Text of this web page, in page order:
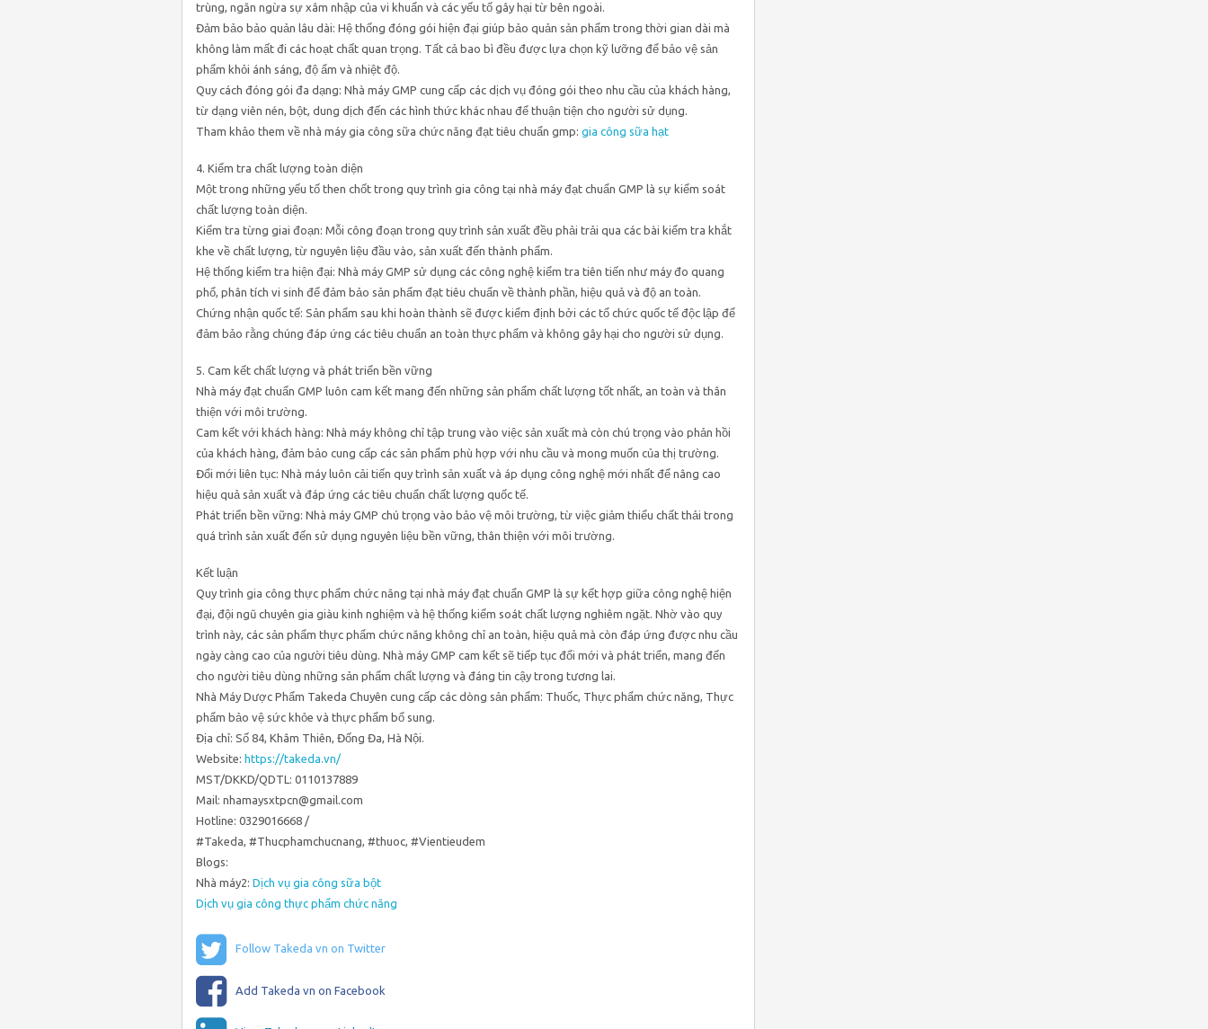
trùng, ngăn ngừa sự xâm nhập của vi khuẩn và các yếu tố gây hại từ bên ngoài.
Đảm bảo bảo quản lâu dài: Hệ thống đóng gói hiện đại giúp bảo quản sản phẩm trong thời gian dài mà
không làm mất đi các hoạt chất quan trọng. Tất cả bao bì đều được lựa chọn kỹ lưỡng để bảo vệ sản
phẩm khỏi ánh sáng, độ ẩm và nhiệt độ.
Quy cách đóng gói đa dạng: Nhà máy GMP cung cấp các dịch vụ đóng gói theo nhu cầu của khách hàng,
từ dạng viên nén, bột, dung dịch đến các hình thức khác nhau để thuận tiện cho người sử dụng.
Tham khảo them về nhà máy gia công sữa chức năng đạt tiêu chuẩn gmp: gia công sữa hạt
4. Kiểm tra chất lượng toàn diện
Một trong những yếu tố then chốt trong quy trình gia công tại nhà máy đạt chuẩn GMP là sự kiểm soát
chất lượng toàn diện.
Kiểm tra từng giai đoạn: Mỗi công đoạn trong quy trình sản xuất đều phải trải qua các bài kiểm tra khắt
khe về chất lượng, từ nguyên liệu đầu vào, sản xuất đến thành phẩm.
Hệ thống kiểm tra hiện đại: Nhà máy GMP sử dụng các công nghệ kiểm tra tiên tiến như máy đo quang
phổ, phân tích vi sinh để đảm bảo sản phẩm đạt tiêu chuẩn về thành phần, hiệu quả và độ an toàn.
Chứng nhận quốc tế: Sản phẩm sau khi hoàn thành sẽ được kiểm định bởi các tổ chức quốc tế độc lập để
đảm bảo rằng chúng đáp ứng các tiêu chuẩn an toàn thực phẩm và không gây hại cho người sử dụng.
5. Cam kết chất lượng và phát triển bền vững
Nhà máy đạt chuẩn GMP luôn cam kết mang đến những sản phẩm chất lượng tốt nhất, an toàn và thân
thiện với môi trường.
Cam kết với khách hàng: Nhà máy không chỉ tập trung vào việc sản xuất mà còn chú trọng vào phản hồi
của khách hàng, đảm bảo cung cấp các sản phẩm phù hợp với nhu cầu và mong muốn của thị trường.
Đổi mới liên tục: Nhà máy luôn cải tiến quy trình sản xuất và áp dụng công nghệ mới nhất để nâng cao
hiệu quả sản xuất và đáp ứng các tiêu chuẩn chất lượng quốc tế.
Phát triển bền vững: Nhà máy GMP chú trọng vào bảo vệ môi trường, từ việc giảm thiểu chất thải trong
quá trình sản xuất đến sử dụng nguyên liệu bền vững, thân thiện với môi trường.
Kết luận
Quy trình gia công thực phẩm chức năng tại nhà máy đạt chuẩn GMP là sự kết hợp giữa công nghệ hiện
đại, đội ngũ chuyên gia giàu kinh nghiệm và hệ thống kiểm soát chất lượng nghiêm ngặt. Nhờ vào quy
trình này, các sản phẩm thực phẩm chức năng không chỉ an toàn, hiệu quả mà còn đáp ứng được nhu cầu
ngày càng cao của người tiêu dùng. Nhà máy GMP cam kết sẽ tiếp tục đổi mới và phát triển, mang đến
cho người tiêu dùng những sản phẩm chất lượng và đáng tin cậy trong tương lai.
Nhà Máy Dược Phẩm Takeda Chuyên cung cấp các dòng sản phẩm: Thuốc, Thực phẩm chức năng, Thực
phẩm bảo vệ sức khỏe và thực phẩm bổ sung.
Địa chỉ: Số 84, Khâm Thiên, Đống Đa, Hà Nội.
Website: https://takeda.vn/
MST/DKKD/QDTL: 0110137889
Mail: nhamaysxtpcn@gmail.com
Hotline: 0329016668 /
#Takeda, #Thucphamchucnang, #thuoc, #Vientieudem
Blogs:
Nhà máy2: Dịch vụ gia công sữa bột
Dịch vụ gia công thực phẩm chức năng
Follow Takeda vn on Twitter
Add Takeda vn on Facebook